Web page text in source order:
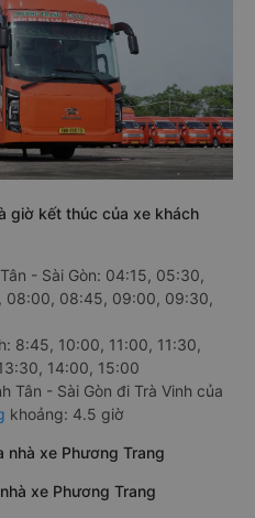
giờ kết thúc của xe khách
- Sài Gòn: 04:15, 05:30,
08:00, 08:45, 09:00, 09:30,
8:45, 10:00, 11:00, 11:30,
14:00, 15:00
Tân - Sài Gòn đi Trà Vinh của
khoảng: 4.5 giờ
nhà xe Phương Trang
xe Phương Trang